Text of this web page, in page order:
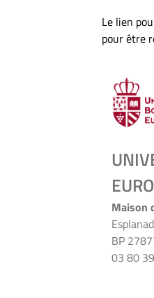
Le lien
pour être
Maison
BP
03 80